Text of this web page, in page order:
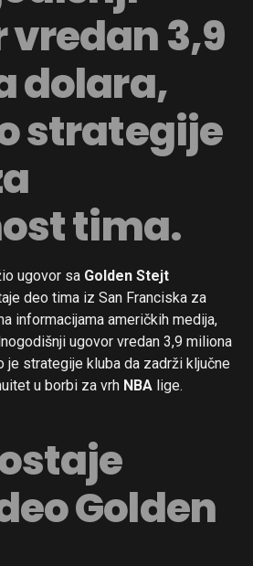
3,9
dolara,
strategije
tima.
ugovor sa Golden Stejt
deo tima iz San Franciska za
informacijama američkih medija,
ugovor vredan 3,9 miliona
je strategije kluba da zadrži ključne
u borbi za vrh NBA lige.
Golden